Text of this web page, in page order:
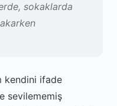
sokaklarda
kendini ifade
sevilememiş